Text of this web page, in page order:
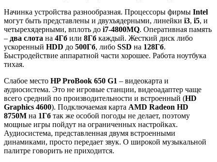
Начинка устройства разнообразная. Процессоры фирмы Intel
могут быть представлены и двухъядерными, линейки i3, i5, и
четырехядерными, вплоть до i7-4800MQ. Оперативная память
– два слота на 4Гб или 8Гб каждый. Жесткий диск либо
ускоренный HDD до 500Гб, либо SSD на 128Гб.
Быстродействие аппаратной части хорошее. Работа ноутбука
тихая.
Слабое место HP ProBook 650 G1 – видеокарта и
аудиосистема. Это не игровые станции, видеоадаптер чаще
всего средний по производительности и встроенный (HD
Graphics 4600). Подключаемая карта AMD Radeon HD
8750М на 1Гб так же особой погоды не делает, поэтому
мощные игры пойдут на ограниченных настройках.
Аудиосистема, представленная двумя встроенными
динамиками, просто передает звук. О широкой музыкальной
палитре говорить не приходится.